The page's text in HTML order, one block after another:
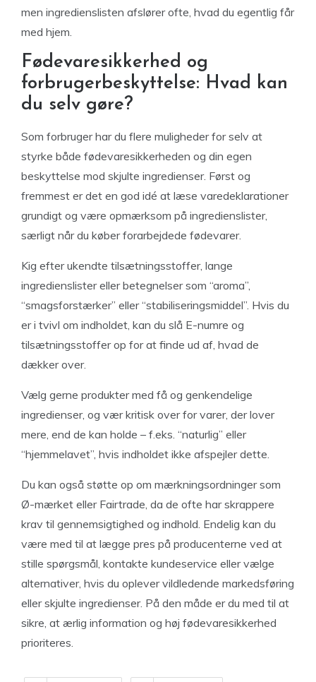
men ingredienslisten afslører ofte, hvad du egentlig får
med hjem.
Fødevaresikkerhed og
forbrugerbeskyttelse: Hvad kan
du selv gøre?
Som forbruger har du flere muligheder for selv at
styrke både fødevaresikkerheden og din egen
beskyttelse mod skjulte ingredienser. Først og
fremmest er det en god idé at læse varedeklarationer
grundigt og være opmærksom på ingredienslister,
særligt når du køber forarbejdede fødevarer.
Kig efter ukendte tilsætningsstoffer, lange
ingredienslister eller betegnelser som “aroma”,
“smagsforstærker” eller “stabiliseringsmiddel”. Hvis du
er i tvivl om indholdet, kan du slå E-numre og
tilsætningsstoffer op for at finde ud af, hvad de
dækker over.
Vælg gerne produkter med få og genkendelige
ingredienser, og vær kritisk over for varer, der lover
mere, end de kan holde – f.eks. “naturlig” eller
“hjemmelavet”, hvis indholdet ikke afspejler dette.
Du kan også støtte op om mærkningsordninger som
Ø-mærket eller Fairtrade, da de ofte har skrappere
krav til gennemsigtighed og indhold. Endelig kan du
være med til at lægge pres på producenterne ved at
stille spørgsmål, kontakte kundeservice eller vælge
alternativer, hvis du oplever vildledende markedsføring
eller skjulte ingredienser. På den måde er du med til at
sikre, at ærlig information og høj fødevaresikkerhed
prioriteres.